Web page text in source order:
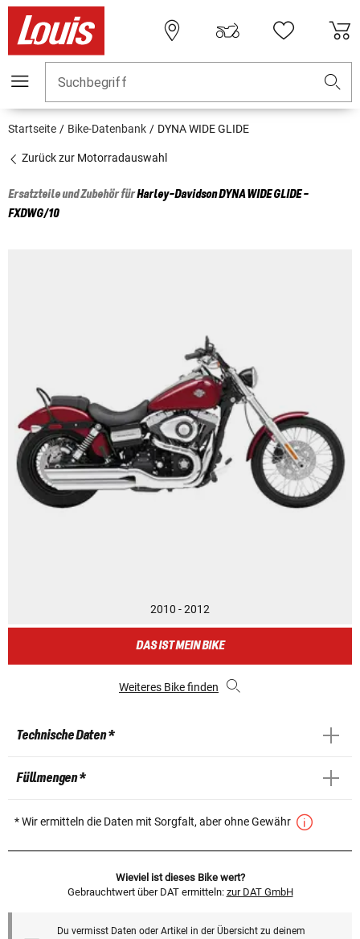
Suchbegriff
Startseite Bike-Datenbank DYNA WIDE GLIDE
Zurück zur Motorradauswahl
Ersatzteile und Zubehör fürHarley-DavidsonDYNA WIDE GLIDE -
FXDWG/10
2010 - 2012
DAS IST MEIN BIKE
Weiteres Bike finden
Technische Daten *
Füllmengen *
* Wir ermitteln die Daten mit Sorgfalt, aber ohne Gewähr
Wieviel ist dieses Bike wert?
Gebrauchtwert über DAT ermitteln: zur DAT GmbH
Du vermisst Daten oder Artikel in der Übersicht zu deinem